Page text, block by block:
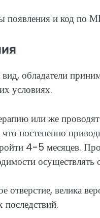
обладатели
условиях.
или же
постепенно
4-5 месяцев.
осуществлять
отверстие, велика
последствий.